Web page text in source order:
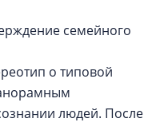
семейного
о типовой
людей. После